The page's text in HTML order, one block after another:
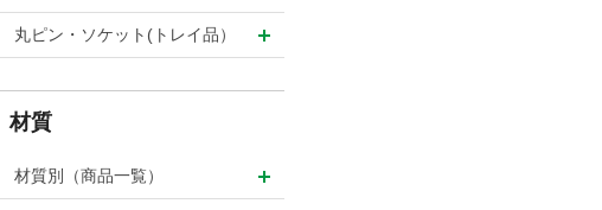
丸ピン・ソケット(トレイ品）
材質
材質別（商品一覧）